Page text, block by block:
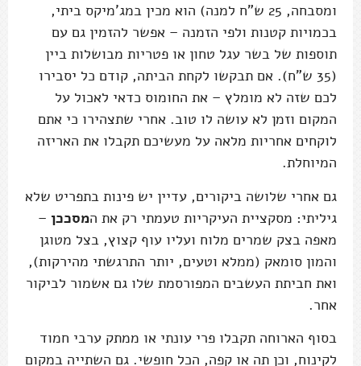
ומסבחה, 25 ש”ח למנה) הוא מכין במג'מיקס ביתי,
בכמויות קטנות ולפי הזמנה – אפשר להזמין גם עם
תוספות של בשר עגל טחון או פטריות מבושלות ביין
(35 ש”ח). אם תבקשו לקחת הביתה, קודם כל יסבירו
לכם שזה לא מומלץ – את החומוס כדאי לאכול על
המקום וזמן לא עושה לו טוב. אחרי שתצהירו כי אתם
לוקחים אחריות מלאה על מעשיכם תקבלו את האריזה
המיוחלת.
גם אחרי שלושה ביקורים, עדיין יש פינות בתפריט שלא
גיליתי: מסקציית העיקריות טעמתי רק את המסככן –
מאפה בצק שמרים מלוח ועליו עוף קצוץ, בצל מטוגן
והמון סומאק (ממלא וטעים, יותר התרגשתי מהירקות),
ואת חביתת העשבים המפורסמת שלו גם אשמור לביקור
אחר.
בסוף הארוחה תקבלו פרי עונתי או ממתק ערבי חמוד
לקינוח, וכן תה או קפה, הכל חופשי. גם השתייה במקום